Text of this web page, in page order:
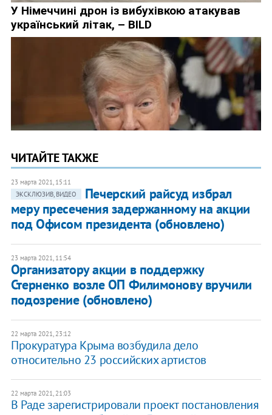
ЧИТАЙТЕ ТАКЖЕ
23 марта 2021, 15:11
ЭКСКЛЮЗИВ, ВИДЕО
Печерский райсуд избрал
меру пресечения задержанному на акции
под Офисом президента (обновлено)
23 марта 2021, 11:54
Организатору акции в поддержку
Стерненко возле ОП Филимонову вручили
подозрение (обновлено)
22 марта 2021, 23:12
Прокуратура Крыма возбудила дело
относительно 23 российских артистов
22 марта 2021, 21:03
В Раде зарегистрировали проект постановления